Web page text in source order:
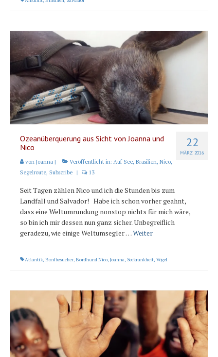
22
MÄRZ 2016
Ozeanüberquerung aus Sicht von Joanna und
Nico
von Joanna | Veröffentlicht in: Auf See, Brasilien, Nico,
Segelroute, Subscribe | 13
Seit Tagen zählen Nico und ich die Stunden bis zum
Landfall und Salvador! Habe ich schon vorher geahnt,
dass eine Weltumrundung nonstop nichts für mich wäre,
so bin ich mir dessen nun ganz sicher. Unbegreiflich
geradezu, wie einige Weltumsegler …Weiter
Atlantik, Bordbesucher, Bordhund Nico, Joanna, Seekrankheit, Vögel